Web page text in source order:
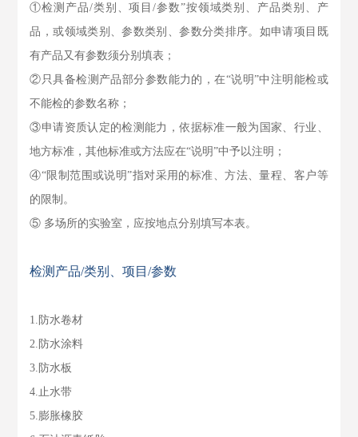
①检测产品/类别、项目/参数”按领域类别、产品类别、产
品，或领域类别、参数类别、参数分类排序。如申请项目既
有产品又有参数须分别填表；
②只具备检测产品部分参数能力的，在“说明”中注明能检或
不能检的参数名称；
③申请资质认定的检测能力，依据标准一般为国家、行业、
地方标准，其他标准或方法应在“说明”中予以注明；
④“限制范围或说明”指对采用的标准、方法、量程、客户等
的限制。
⑤ 多场所的实验室，应按地点分别填写本表。
检测产品/类别、项目/参数
1.防水卷材
2.防水涂料
3.防水板
4.止水带
5.膨胀橡胶